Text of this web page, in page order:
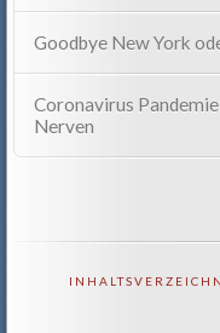
Goodbye New York
Coronavirus
Nerven